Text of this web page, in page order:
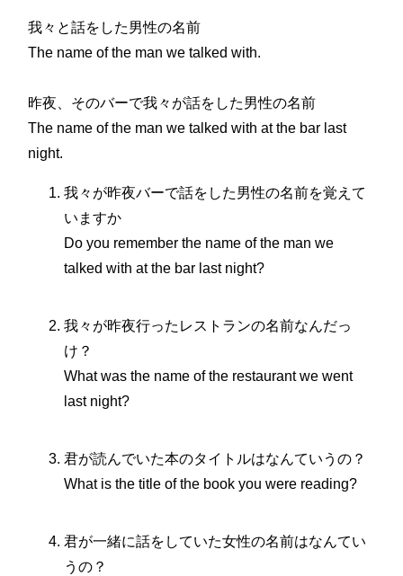
我々と話をした男性の名前
The name of the man we talked with.
昨夜、そのバーで我々が話をした男性の名前
The name of the man we talked with at the bar last
night.
我々が昨夜バーで話をした男性の名前を覚えて
いますか
Do you remember the name of the man we
talked with at the bar last night?
我々が昨夜行ったレストランの名前なんだっ
け？
What was the name of the restaurant we went
last night?
君が読んでいた本のタイトルはなんていうの？
What is the title of the book you were reading?
君が一緒に話をしていた女性の名前はなんてい
うの？